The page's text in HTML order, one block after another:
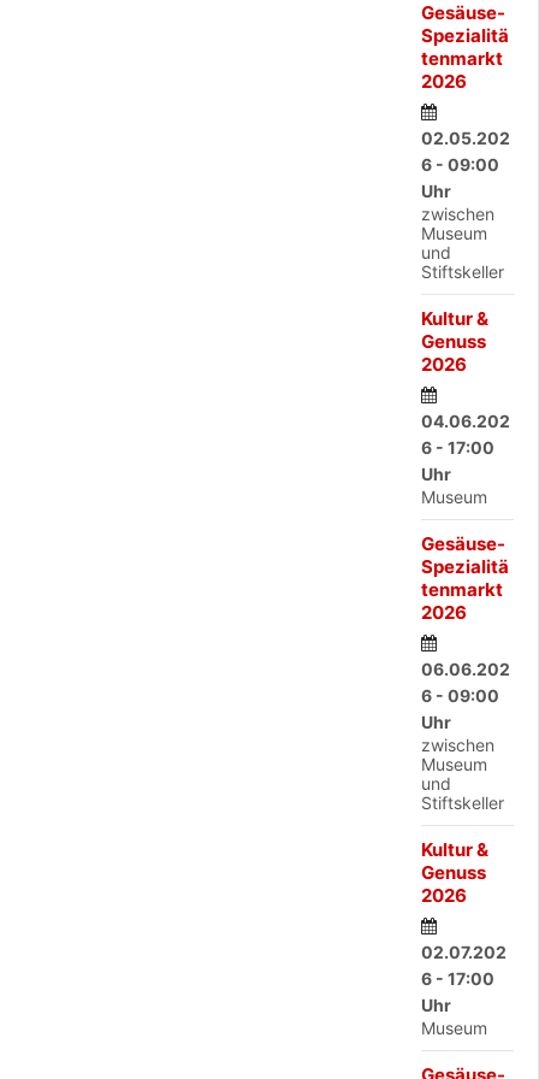
Gesäuse-
Spezialitä
tenmarkt
2026
02.05.202
6 - 09:00
Uhr
zwischen
Museum
und
Stiftskeller
Kultur &
Genuss
2026
04.06.202
6 - 17:00
Uhr
Museum
Gesäuse-
Spezialitä
tenmarkt
2026
06.06.202
6 - 09:00
Uhr
zwischen
Museum
und
Stiftskeller
Kultur &
Genuss
2026
02.07.202
6 - 17:00
Uhr
Museum